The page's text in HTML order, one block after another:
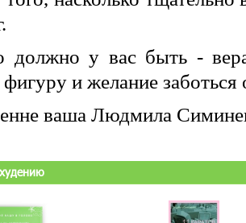
должно у вас быть -
и желание заботься
ваша Людмила